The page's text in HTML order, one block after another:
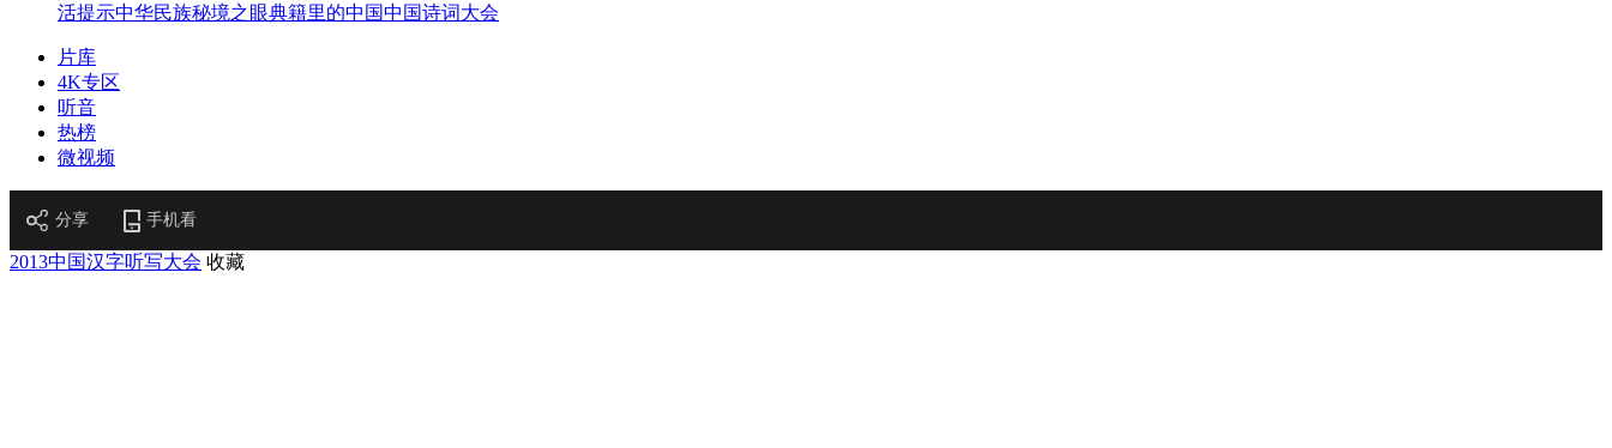
活提示中华民族秘境之眼典籍里的中国中国诗词大会
片库
4K专区
听音
热榜
微视频
分享 手机看
2013中国汉字听写大会 收藏